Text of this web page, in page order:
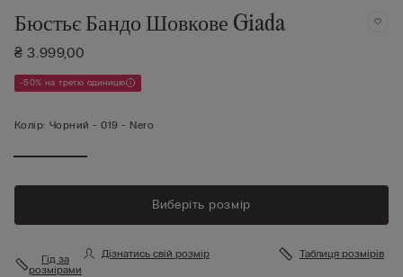
Бюстьє Бандо Шовкове Giada
₴ 3.999,00
-50% на третю одиницю
Колір: Чорний -019 - Nero
Виберіть розмір
Гід за
розмірами
Дізнатись свій розмір Таблиця розмірів